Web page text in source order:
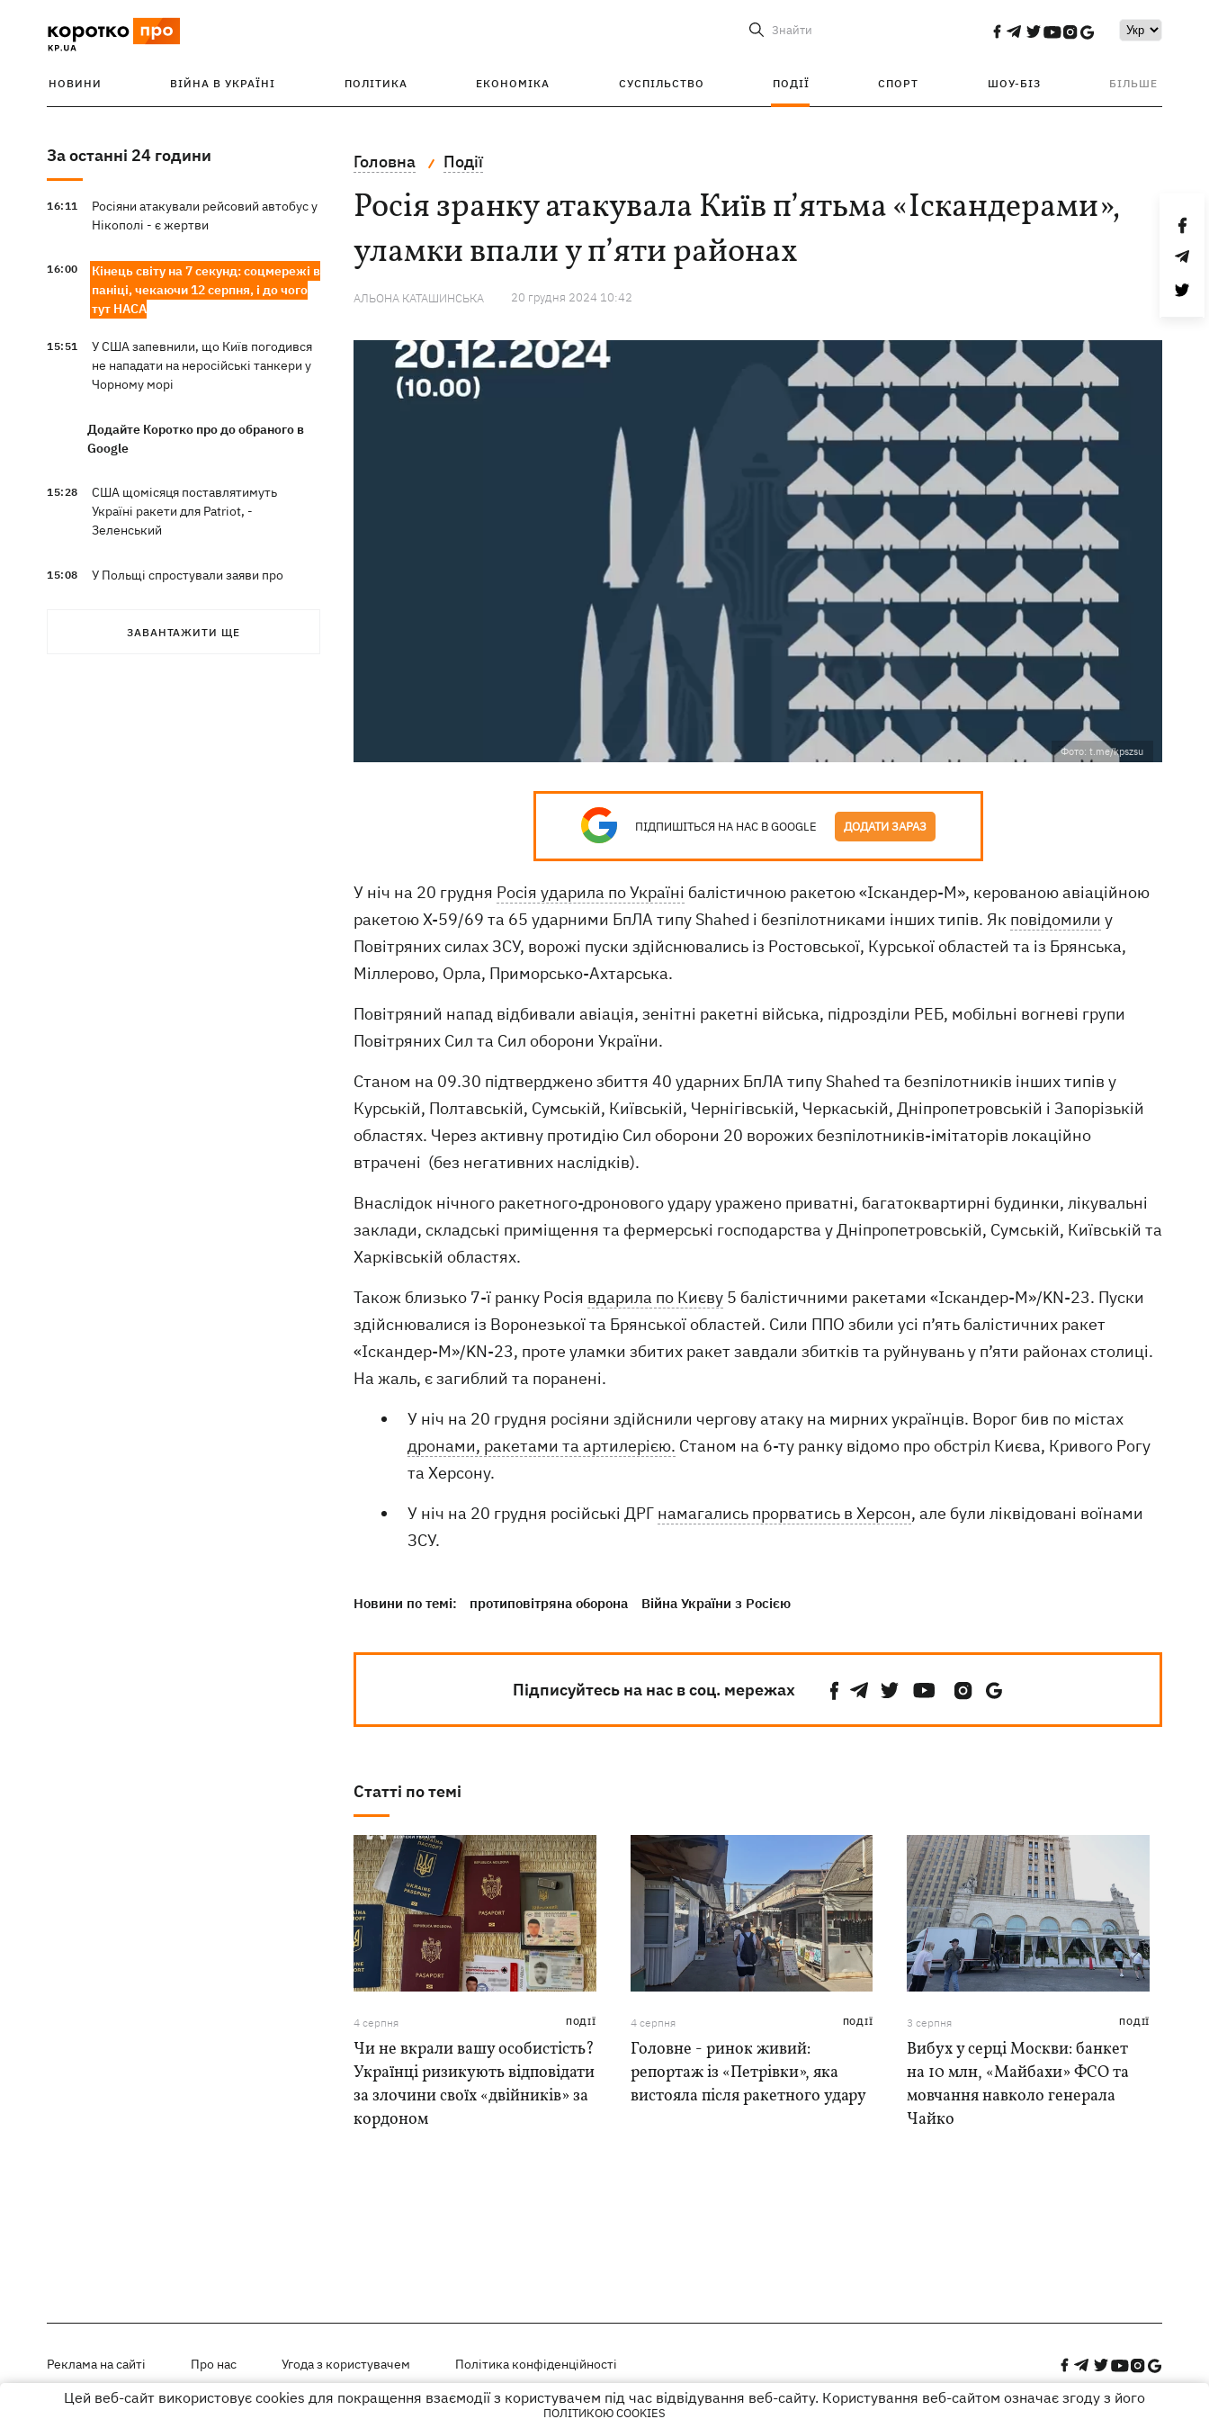
Знайти
НОВИНИ ВІЙНА В УКРАЇНІ ПОЛІТИКА ЕКОНОМІКА СУСПІЛЬСТВО ПОДІЇ СПОРТ ШОУ-БІЗ БІЛЬШЕ
За останні 24 години
16:11
Росіяни атакували рейсовий автобус у
Нікополі - є жертви
16:00
Кінець світу на 7 секунд: соцмережі в
паніці, чекаючи 12 серпня, і до чого
тут НАСА
15:51
У США запевнили, що Київ погодився
не нападати на неросійські танкери у
Чорному морі
Додайте Коротко про до обраного в
Google
15:28
США щомісяця поставлятимуть
Україні ракети для Patriot, -
Зеленський
15:08
У Польщі спростували заяви про
ЗАВАНТАЖИТИ ЩЕ
Головна Події
Росія зранку атакувала Київ п’ятьма «Іскандерами»,
уламки впали у п’яти районах
АЛЬОНА КАТАШИНСЬКА 20 грудня 2024 10:42
Фото: t.me/kpszsu
ПІДПИШІТЬСЯ НА НАС В GOOGLE ДОДАТИ ЗАРАЗ
У ніч на 20 грудня Росія ударила по Україні балістичною ракетою «Іскандер-М», керованою авіаційною
ракетою Х-59/69 та 65 ударними БпЛА типу Shahed і безпілотниками інших типів. Як повідомили у
Повітряних силах ЗСУ, ворожі пуски здійснювались із Ростовської, Курської областей та із Брянська,
Міллерово, Орла, Приморсько-Ахтарська.
Повітряний напад відбивали авіація, зенітні ракетні війська, підрозділи РЕБ, мобільні вогневі групи
Повітряних Сил та Сил оборони України.
Станом на 09.30 підтверджено збиття 40 ударних БпЛА типу Shahed та безпілотників інших типів у
Курській, Полтавській, Сумській, Київській, Чернігівській, Черкаській, Дніпропетровській і Запорізькій
областях. Через активну протидію Сил оборони 20 ворожих безпілотників-імітаторів локаційно
втрачені (без негативних наслідків).
Внаслідок нічного ракетного-дронового удару уражено приватні, багатоквартирні будинки, лікувальні
заклади, складські приміщення та фермерські господарства у Дніпропетровській, Сумській, Київській та
Харківській областях.
Також близько 7-ї ранку Росія вдарила по Києву 5 балістичними ракетами «Іскандер-М»/KN-23. Пуски
здійснювалися із Воронезької та Брянської областей. Сили ППО збили усі п’ять балістичних ракет
«Іскандер-М»/KN-23, проте уламки збитих ракет завдали збитків та руйнувань у п’яти районах столиці.
На жаль, є загиблий та поранені.
У ніч на 20 грудня росіяни здійснили чергову атаку на мирних українців. Ворог бив по містах
дронами, ракетами та артилерією. Станом на 6-ту ранку відомо про обстріл Києва, Кривого Рогу
та Херсону.
У ніч на 20 грудня російські ДРГ намагались прорватись в Херсон, але були ліквідовані воїнами
ЗСУ.
Новини по темі: протиповітряна оборона Війна України з Росією
Підписуйтесь на нас в соц. мережах
Статті по темі
4 серпня ПОДІЇ
Чи не вкрали вашу особистість?
Українці ризикують відповідати
за злочини своїх «двійників» за
кордоном
4 серпня ПОДІЇ
Головне - ринок живий:
репортаж із «Петрівки», яка
вистояла після ракетного удару
3 серпня ПОДІЇ
Вибух у серці Москви: банкет
на 10 млн, «Майбахи» ФСО та
мовчання навколо генерала
Чайко
Реклама на сайті Про нас Угода з користувачем Політика конфіденційності
Матеріали під рубриками «Новини компанії», «PR» і «Факт» розміщені на правах реклами
Цей веб-сайт використовує cookies для покращення взаємодії з користувачем під час відвідування веб-сайту. Користування веб-сайтом означає згоду з його
ПОЛІТИКОЮ COOKIES